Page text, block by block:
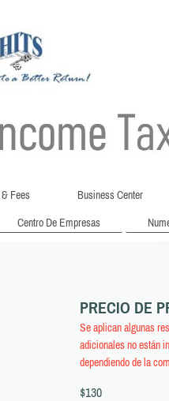
Fees Business Center
Centro De Empresas
PRECIO DE
Se aplican algunas
adicionales no están
dependiendo de la
$130